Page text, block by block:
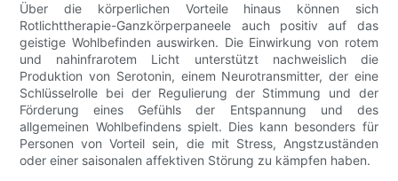
Über die körperlichen Vorteile hinaus können sich
Rotlichttherapie-Ganzkörperpaneele auch positiv auf das
geistige Wohlbefinden auswirken. Die Einwirkung von rotem
und nahinfrarotem Licht unterstützt nachweislich die
Produktion von Serotonin, einem Neurotransmitter, der eine
Schlüsselrolle bei der Regulierung der Stimmung und der
Förderung eines Gefühls der Entspannung und des
allgemeinen Wohlbefindens spielt. Dies kann besonders für
Personen von Vorteil sein, die mit Stress, Angstzuständen
oder einer saisonalen affektiven Störung zu kämpfen haben.